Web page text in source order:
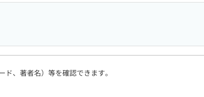
、著者名）等を確認できます。